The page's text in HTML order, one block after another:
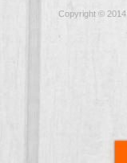
Copyright © 2014